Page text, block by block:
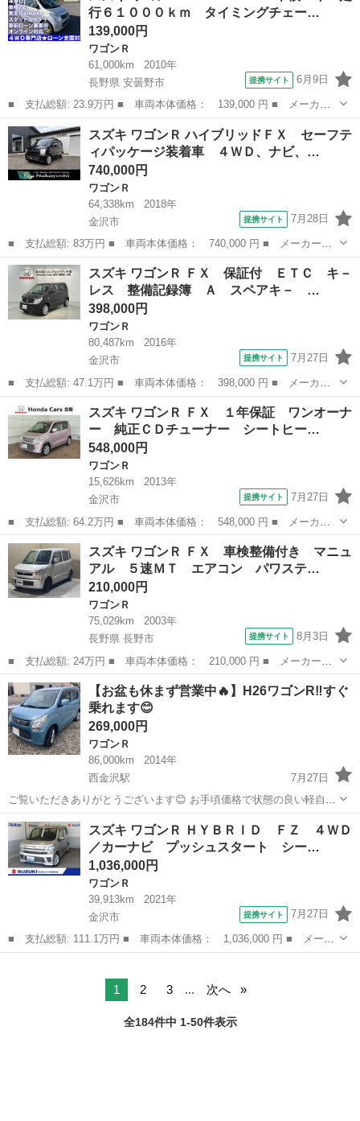
ヤ シートヒ...
行６１０００ｋｍ タイミングチェー…
139,000円
ワゴンＲ
61,000km
2010年
長野県 安曇野市
提携サイト 6月9日
■ 支払総額: 23.9万円 ■ 車両本体価格： 139,000 円 ■ メーカー
名： スズキ ■ 車種名： ワゴンＲ ■ グレード名： ＦＸ ４Ｗ
Ｄ 車検２年 走行６１０００ｋｍ タイミングチェーン式 ワゴン
Ｒ スタッド...
長野 安曇野市 ワゴンＲ
スズキ ワゴンＲ ハイブリッドＦＸ セーフテ
ィパッケージ装着車 ４ＷＤ、ナビ、…
740,000円
ワゴンＲ
64,338km
2018年
金沢市
提携サイト 7月28日
■ 支払総額: 83万円 ■ 車両本体価格： 740,000 円 ■ メーカー
名： スズキ ■ 車種名： ワゴンＲ ■ グレード名： ハイブリッ
ドＦＸ セーフティパッケージ装着車 ４ＷＤ、ナビ、Ｂｌｕｅｔｏ
ｏｔｈ接続可能、...
石川 金沢市 ワゴンＲ
スズキ ワゴンＲ ＦＸ 保証付 ＥＴＣ キ－
レス 整備記録簿 Ａ スペアキ－ …
398,000円
ワゴンＲ
80,487km
2016年
金沢市
提携サイト 7月27日
■ 支払総額: 47.1万円 ■ 車両本体価格： 398,000 円 ■ メーカー
名： スズキ ■ 車種名： ワゴンＲ ■ グレード名： ＦＸ 保証
付 ＥＴＣ キ－レス 整備記録簿 Ａ スペアキ－ ドアバイザ
－ ベンチシ－...
石川 ワゴンＲ
スズキ ワゴンＲ ＦＸ １年保証 ワンオーナ
ー 純正ＣＤチューナー シートヒー…
548,000円
ワゴンＲ
15,626km
2013年
金沢市
提携サイト 7月27日
■ 支払総額: 64.2万円 ■ 車両本体価格： 548,000 円 ■ メーカー
名： スズキ ■ 車種名： ワゴンＲ ■ グレード名： ＦＸ １年
保証 ワンオーナー 純正ＣＤチューナー シートヒーター ＡＡ
Ｃ Ｗエアバッ...
石川 金沢市 ワゴンＲ
スズキ ワゴンＲ ＦＸ 車検整備付き マニュ
アル ５速ＭＴ エアコン パワステ…
210,000円
ワゴンＲ
75,029km
2003年
長野県 長野市
提携サイト 8月3日
■ 支払総額: 24万円 ■ 車両本体価格： 210,000 円 ■ メーカー
名： スズキ ■ 車種名： ワゴンＲ ■ グレード名： ＦＸ 車検
整備付き マニュアル ５速ＭＴ エアコン パワステ キーレス
電動格納ミラー ...
長野 長野市 ワゴンＲ
【お盆も休まず営業中🔥】H26ワゴンR‼️すぐ
乗れます😊
269,000円
ワゴンＲ
86,000km
2014年
西金沢駅
7月27日
ご覧いただきありがとうございます😊 お手頃価格で状態の良い軽自動
車をお探しの方におすすめの1台です✨ スズキ ワゴンR 入庫しました
🚗 💰価格 ✨コミコミ 248,8930円✨ 🌟ここがポイント ...
石川 金沢市 西金沢駅
スズキ ワゴンＲ ＨＹＢＲＩＤ ＦＺ ４ＷＤ
／カーナビ プッシュスタート シー…
1,036,000円
ワゴンＲ
39,913km
2021年
金沢市
提携サイト 7月27日
■ 支払総額: 111.1万円 ■ 車両本体価格： 1,036,000 円 ■ メーカ
ー名： スズキ ■ 車種名： ワゴンＲ ■ グレード名： ＨＹＢＲ
1 2 3 ... 次へ
全184件中 1-50件表示